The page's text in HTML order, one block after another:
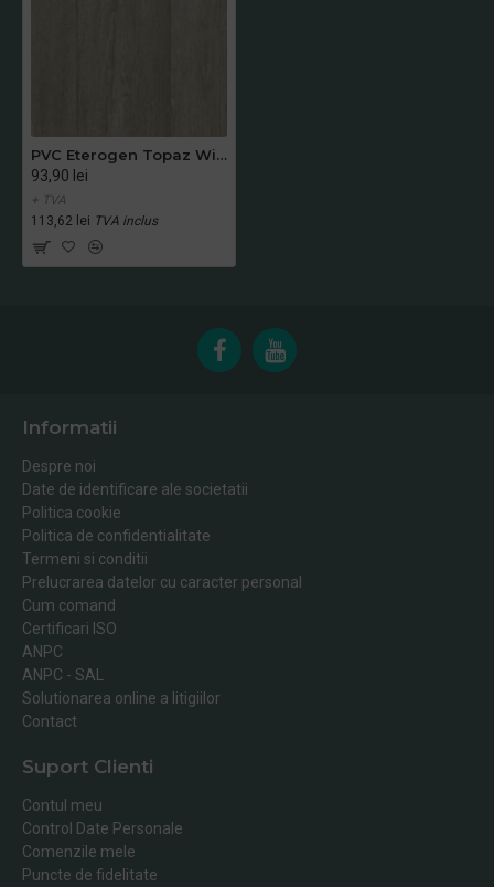
PVC Eterogen Topaz Winter Pine SMOKE
93,90 lei
+ TVA
113,62 lei TVA inclus
Informatii
Despre noi
Date de identificare ale societatii
Politica cookie
Politica de confidentialitate
Termeni si conditii
Prelucrarea datelor cu caracter personal
Cum comand
Certificari ISO
ANPC
ANPC - SAL
Solutionarea online a litigiilor
Contact
Suport Clienti
Contul meu
Control Date Personale
Comenzile mele
Puncte de fidelitate